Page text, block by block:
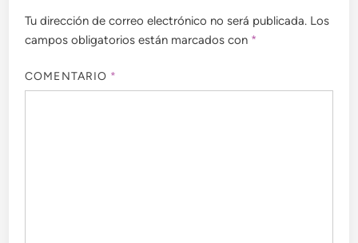
Tu dirección de correo electrónico no será publicada. Los
campos obligatorios están marcados con *
COMENTARIO *